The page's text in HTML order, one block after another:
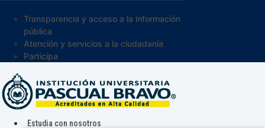
Transparencia y acceso a la información
pública
Atención y servicios a la ciudadanía
Participa
Estudia con nosotros